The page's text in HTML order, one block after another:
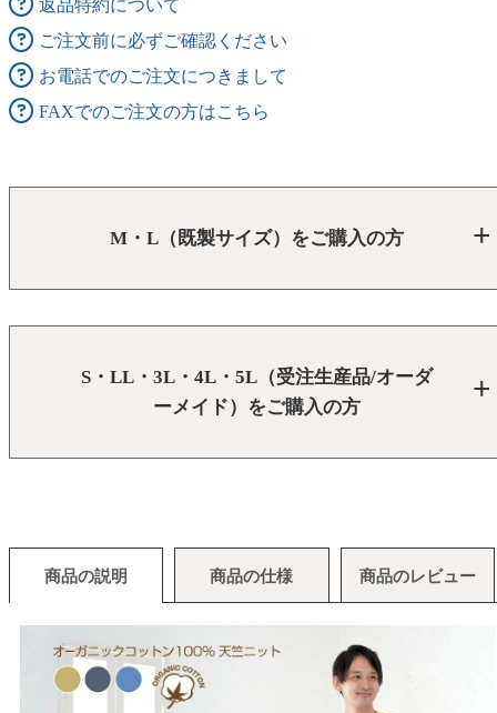
返品特約について
ご注文前に必ずご確認ください
お電話でのご注文につきまして
FAXでのご注文の方はこちら
M・L（既製サイズ）をご購入の方
S・LL・3L・4L・5L（受注生産品/オーダ
ーメイド）をご購入の方
商品の説明 商品の仕様 商品のレビュー